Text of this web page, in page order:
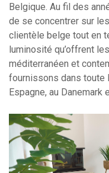
Belgique. Au fil des
de se concentrer sur
clientèle belge tout en
luminosité qu’offrent
méditerranéen et
fournissons dans toute
Espagne, au Danemark